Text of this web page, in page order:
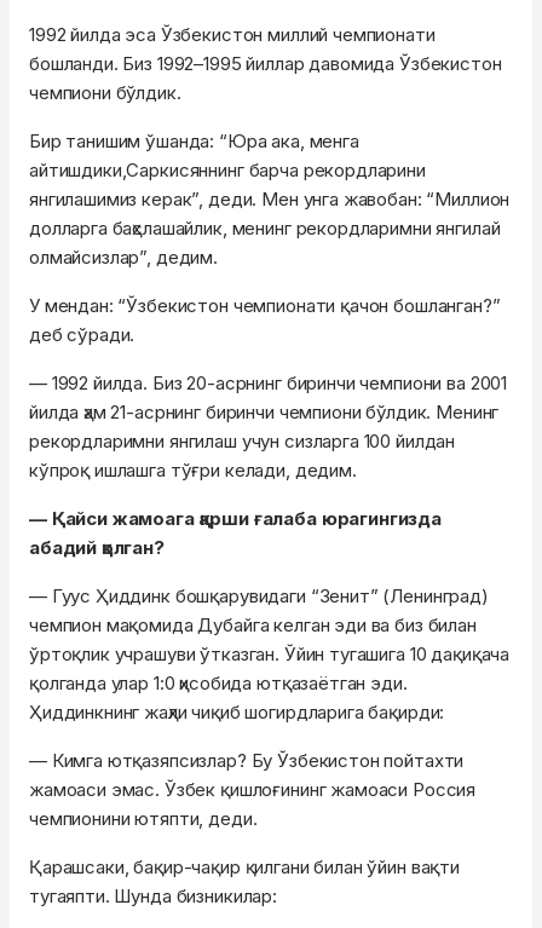
1992 йилда эса Ўзбекистон миллий чемпионати
бошланди. Биз 1992–1995 йиллар давомида Ўзбекистон
чемпиони бўлдик.
Бир танишим ўшанда: “Юра ака, менга
айтишдики,Саркисяннинг барча рекордларини
янгилашимиз керак”, деди. Мен унга жавобан: “Миллион
долларга баҳслашайлик, менинг рекордларимни янгилай
олмайсизлар”, дедим.
У мендан: “Ўзбекистон чемпионати қачон бошланган?”
деб сўради.
— 1992 йилда. Биз 20-асрнинг биринчи чемпиони ва 2001
йилда ҳам 21-асрнинг биринчи чемпиони бўлдик. Менинг
рекордларимни янгилаш учун сизларга 100 йилдан
кўпроқ ишлашга тўғри келади, дедим.
— Қайси жамоага қарши ғалаба юрагингизда
абадий қолган?
— Гуус Ҳиддинк бошқарувидаги “Зенит” (Ленинград)
чемпион мақомида Дубайга келган эди ва биз билан
ўртоқлик учрашуви ўтказган. Ўйин тугашига 10 дақиқача
қолганда улар 1:0 ҳисобида ютқазаётган эди.
Ҳиддинкнинг жаҳли чиқиб шогирдларига бақирди:
— Кимга ютқазяпсизлар? Бу Ўзбекистон пойтахти
жамоаси эмас. Ўзбек қишлоғининг жамоаси Россия
чемпионини ютяпти, деди.
Қарашсаки, бақир-чақир қилгани билан ўйин вақти
тугаяпти. Шунда бизникилар: